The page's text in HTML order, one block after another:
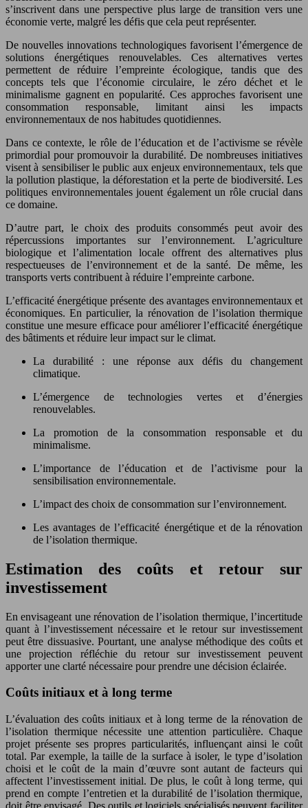
s’inscrivent dans une perspective plus large de transition vers une
économie verte, malgré les défis que cela peut représenter.
De nouvelles innovations technologiques favorisent l’émergence de
solutions énergétiques renouvelables. Ces alternatives vertes
permettent de réduire l’empreinte écologique, tandis que des
concepts tels que l’économie circulaire, le zéro déchet et le
minimalisme gagnent en popularité. Ces approches favorisent une
consommation responsable, limitant ainsi les impacts
environnementaux de nos habitudes quotidiennes.
Dans ce contexte, le rôle de l’éducation et de l’activisme se révèle
primordial pour promouvoir la durabilité. De nombreuses initiatives
visent à sensibiliser le public aux enjeux environnementaux, tels que
la pollution plastique, la déforestation et la perte de biodiversité. Les
politiques environnementales jouent également un rôle crucial dans
ce domaine.
D’autre part, le choix des produits consommés peut avoir des
répercussions importantes sur l’environnement. L’agriculture
biologique et l’alimentation locale offrent des alternatives plus
respectueuses de l’environnement et de la santé. De même, les
transports verts contribuent à réduire l’empreinte carbone.
L’efficacité énergétique présente des avantages environnementaux et
économiques. En particulier, la rénovation de l’isolation thermique
constitue une mesure efficace pour améliorer l’efficacité énergétique
des bâtiments et réduire leur impact sur le climat.
La durabilité : une réponse aux défis du changement
climatique.
L’émergence de technologies vertes et d’énergies
renouvelables.
La promotion de la consommation responsable et du
minimalisme.
L’importance de l’éducation et de l’activisme pour la
sensibilisation environnementale.
L’impact des choix de consommation sur l’environnement.
Les avantages de l’efficacité énergétique et de la rénovation
de l’isolation thermique.
Estimation des coûts et retour sur
investissement
En envisageant une rénovation de l’isolation thermique, l’incertitude
quant à l’investissement nécessaire et le retour sur investissement
peut être dissuasive. Pourtant, une analyse méthodique des coûts et
une projection réfléchie du retour sur investissement peuvent
apporter une clarté nécessaire pour prendre une décision éclairée.
Coûts initiaux et à long terme
L’évaluation des coûts initiaux et à long terme de la rénovation de
l’isolation thermique nécessite une attention particulière. Chaque
projet présente ses propres particularités, influençant ainsi le coût
total. Par exemple, la taille de la surface à isoler, le type d’isolation
choisi et le coût de la main d’œuvre sont autant de facteurs qui
affectent l’investissement initial. De plus, le coût à long terme, qui
prend en compte l’entretien et la durabilité de l’isolation thermique,